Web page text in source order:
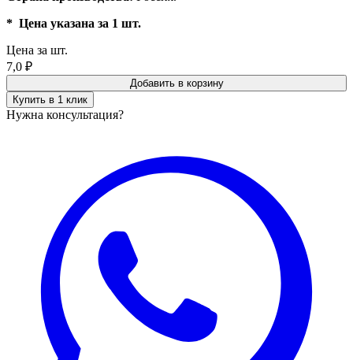
* Цена указана за 1 шт.
Цена за шт.
7,0 ₽
Добавить в корзину
Купить в 1 клик
Нужна консультация?